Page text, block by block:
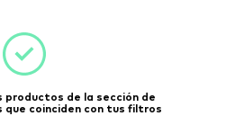
de la sección de
que coinciden con tus filtros